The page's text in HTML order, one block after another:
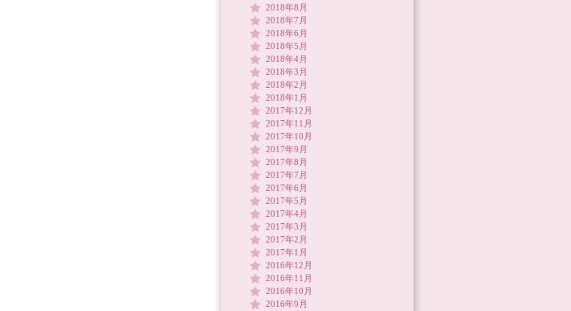
2018年8月
2018年7月
2018年6月
2018年5月
2018年4月
2018年3月
2018年2月
2018年1月
2017年12月
2017年11月
2017年10月
2017年9月
2017年8月
2017年7月
2017年6月
2017年5月
2017年4月
2017年3月
2017年2月
2017年1月
2016年12月
2016年11月
2016年10月
2016年9月